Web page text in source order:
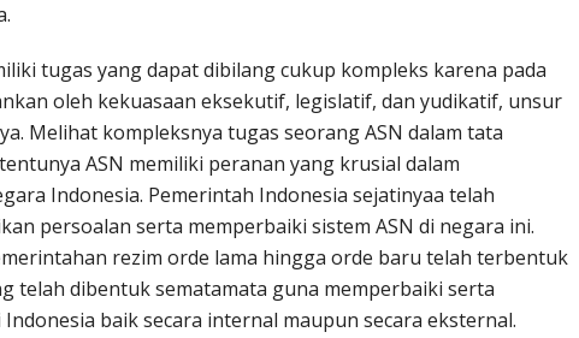
tugas yang dapat dibilang cukup kompleks karena pada
oleh kekuasaan eksekutif, legislatif, dan yudikatif, unsur
Melihat kompleksnya tugas seorang ASN dalam tata
ASN memiliki peranan yang krusial dalam
Indonesia. Pemerintah Indonesia sejatinyaa telah
persoalan serta memperbaiki sistem ASN di negara ini.
rezim orde lama hingga orde baru telah terbentuk
telah dibentuk sematamata guna memperbaiki serta
baik secara internal maupun secara eksternal.